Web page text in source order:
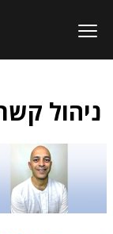
ניהול